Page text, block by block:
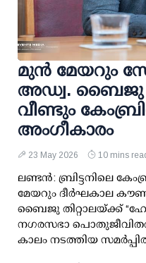
മുൻ മേയറും
അഡ്വ. ബൈജു
വീണ്ടും
അംഗീകാരം
23 May 2026 10 mins
ലണ്ടൻ: ബ്രിട്ടനിലെ
മേയറും ദീർഘകാല
ബൈജു തിറ്റാലയ്ക്ക്
നഗരസഭാ
കാലം നടത്തിയ